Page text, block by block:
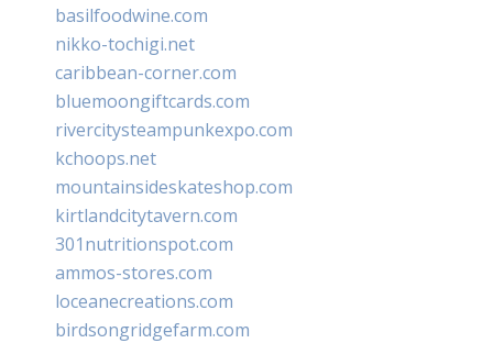
basilfoodwine.com
nikko-tochigi.net
caribbean-corner.com
bluemoongiftcards.com
rivercitysteampunkexpo.com
kchoops.net
mountainsideskateshop.com
kirtlandcitytavern.com
301nutritionspot.com
ammos-stores.com
loceanecreations.com
birdsongridgefarm.com